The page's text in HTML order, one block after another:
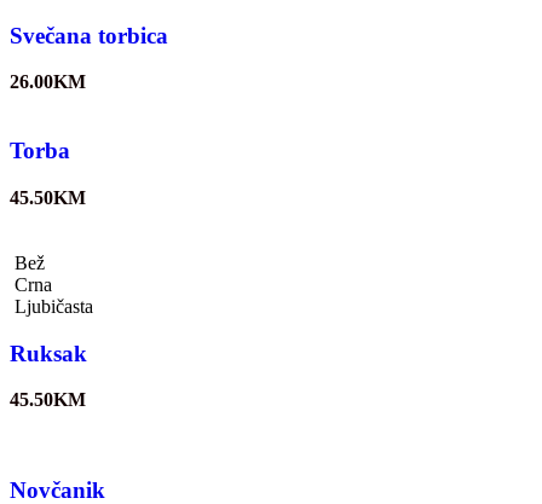
Svečana torbica
26.00KM
Torba
45.50KM
Bež
Crna
Ljubičasta
Ruksak
45.50KM
Novčanik